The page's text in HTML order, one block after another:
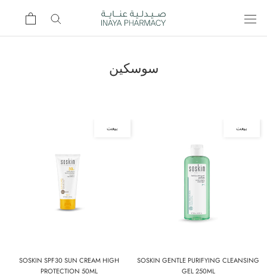
content
سوسكين
بيعت
SOSKIN GENTLE PURIFYING CLEANSING
GEL 250ML
بيعت
SOSKIN SPF30 SUN CREAM HIGH
PROTECTION 50ML